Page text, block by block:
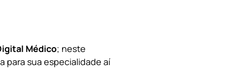
Médico; neste
para sua especialidade aí